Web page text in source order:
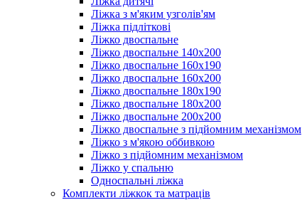
Ліжка з м'яким узголів'ям
Ліжка підліткові
Ліжко двоспальне
Ліжко двоспальне 140х200
Ліжко двоспальне 160х190
Ліжко двоспальне 160х200
Ліжко двоспальне 180х190
Ліжко двоспальне 180х200
Ліжко двоспальне 200х200
Ліжко двоспальне з підйомним механізмом
Ліжко з м'якою оббивкою
Ліжко з підйомним механізмом
Ліжко у спальню
Односпальні ліжка
Комплекти ліжкок та матраців